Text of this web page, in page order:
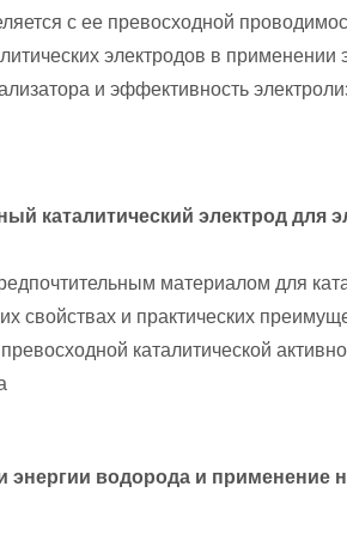
с ее превосходной
электродов в применении
и эффективность
каталитический электрод для
материалом для
свойствах и практических
каталитической
водорода и применение